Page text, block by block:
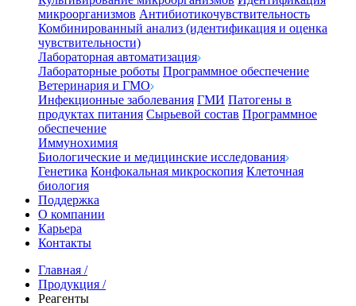
микроорганизмов Антибиотикочувствительность
Комбинированный анализ (идентификация и оценка
чувствительности)
Лабораторная автоматизация
Лабораторные роботы Программное обеспечение
Ветеринария и ГМО
Инфекционные заболевания ГМИ Патогены в
продуктах питания Сырьевой состав Программное
обеспечение
Иммунохимия
Биологические и медицинские исследования
Генетика Конфокальная микроскопия Клеточная
биология
Поддержка
О компании
Карьера
Контакты
Главная /
Продукция /
Реагенты